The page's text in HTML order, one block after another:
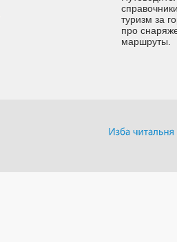
туризм за
про
маршруты.